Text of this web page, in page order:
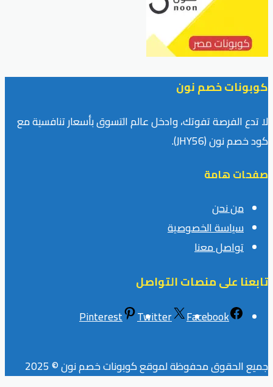
كوبونات خصم نون
لا تدع الفرصة تفوتك، وادخل عالم التسوق بأسعار تنافسية مع
كود خصم نون (JHY56).
صفحات هامة
من نحن
سياسة الخصوصية
تواصل معنا
تابعنا على منصات التواصل
Facebook
Twitter
Pinterest
جميع الحقوق محفوظة لموقع كوبونات خصم نون © 2025